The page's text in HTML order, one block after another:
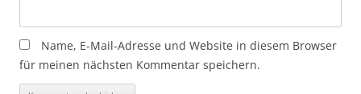
Name, E-Mail-Adresse und Website in diesem Browser
für meinen nächsten Kommentar speichern.